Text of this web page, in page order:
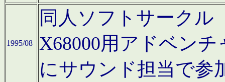
1995/08
同人ソフトサークル
X68000用アドベン
にサウンド担当で参